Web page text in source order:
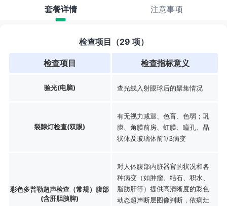
套餐详情 注意事项
检查项目（29 项）
检查项目 检查指标意义
验光(电脑) 查光线入射眼球后的聚集情况
裂隙灯检查(双眼)
有无视力减退、色盲、色弱；巩
膜、角膜前房、虹膜、瞳孔、晶
状体及玻璃体前1/3病变
彩色多普勒超声检查（常规）腹部
(含肝胆胰脾)
对人体腹部内脏器官的状况和各
种病变（如肿瘤、结石、积水、
脂肪肝等）提供高清晰度的彩色
动态超声断层图像判断，依病灶